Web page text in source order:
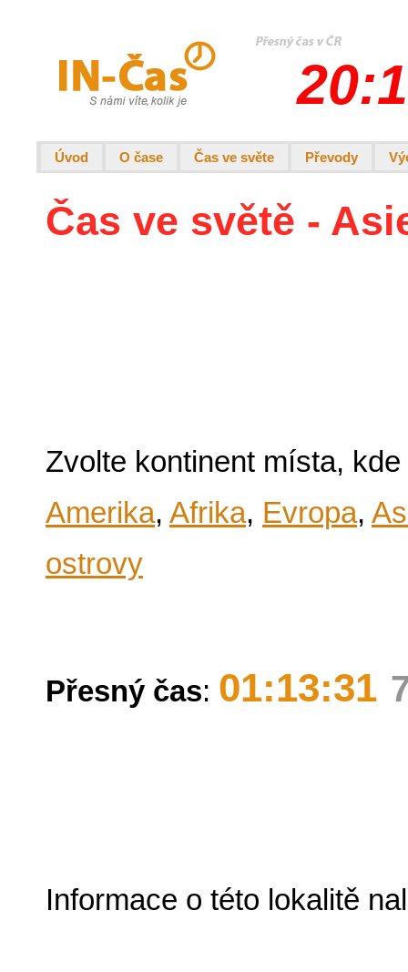
Úvod O čase Čas ve světe Převody
Čas ve světě -
Zvolte kontinent místa,
Amerika, Afrika, Evropa,
ostrovy
Přesný čas: 01:13:31
Informace o této lokalitě